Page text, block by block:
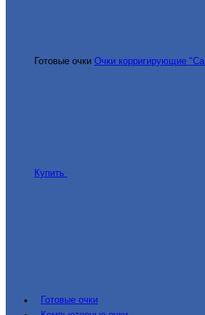
Готовые очки Очки корригирующие
Купить
Готовые очки